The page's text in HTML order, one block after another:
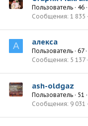
Пользователь · 46 ·
Сообщения 1 835
А алекса
Пользователь · 67 ·
Сообщения 5 137
ash-oldgaz
Пользователь · 51 ·
Сообщения 9 031